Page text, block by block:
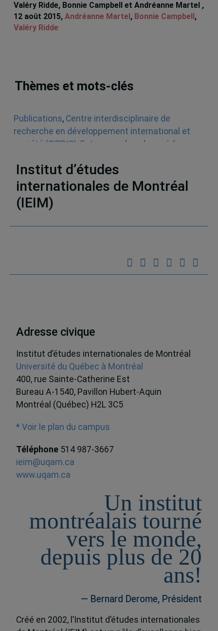
Valéry Ridde, Bonnie Campbell et Andréanne Martel ,
12 août 2015, Andréanne Martel , Bonnie Campbell ,
Valéry Ridde
Thèmes et mots-clés
Publications, Centre interdisciplinaire de
recherche en développement international et
société (CIRDIS) Entrevues dans les médias
Institut d’études
internationales de Montréal
(IEIM)
Adresse civique
Institut d’études internationales de Montréal
Université du Québec à Montréal
400, rue Sainte-Catherine Est
Bureau A-1540, Pavillon Hubert-Aquin
Montréal (Québec) H2L 3C5
* Voir le plan du campus
Téléphone 514 987-3667
ieim@uqam.ca
www.uqam.ca
Un institut
montréalais tourné
vers le monde,
depuis plus de 20
ans!
— Bernard Derome, Président
Créé en 2002, l’Institut d’études internationales